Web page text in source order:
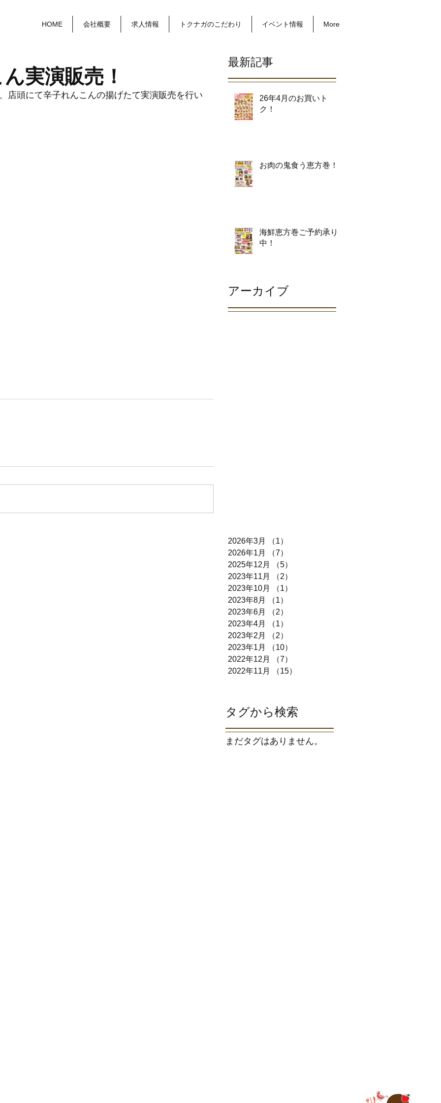
HOME 会社概要 求人情報 トクナガのこだわり イベント情報 More
実演販売！
店頭にて辛子れんこんの揚げたて実演販売を行い
最新記事
26年4月のお買いト
ク！
お肉の鬼食う恵方巻！
海鮮恵方巻ご予約承り
中！
アーカイブ
2026年3月 （1）
2026年1月
（7）
2025年12月
（5）
2023年11月
（2）
2023年10月
（1）
2023年8月
（1）
2023年6月
（2）
2023年4月
（1）
2023年2月
（2）
2023年1月
（10）
2022年12月
（7）
2022年11月
（15）
タグから検索
まだタグはありません。